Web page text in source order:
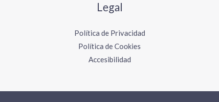
Legal
Política de Privacidad
Política de Cookies
Accesibilidad